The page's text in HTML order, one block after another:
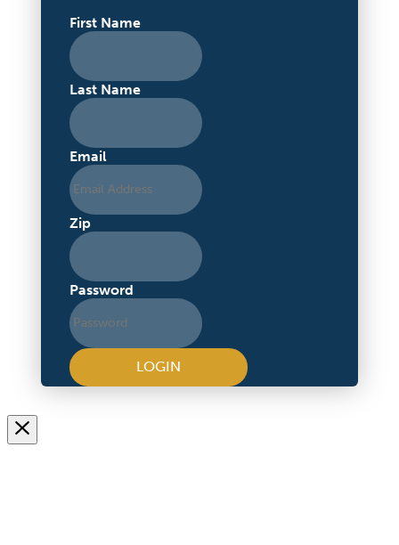
First Name
Last Name
Email
Zip
Password
LOGIN